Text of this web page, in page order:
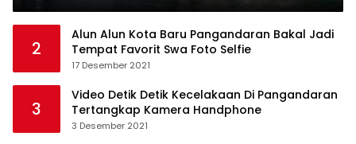
2
Alun Alun Kota Baru Pangandaran Bakal Jadi
Tempat Favorit Swa Foto Selfie
17 Desember 2021
3
Video Detik Detik Kecelakaan Di Pangandaran
Tertangkap Kamera Handphone
3 Desember 2021